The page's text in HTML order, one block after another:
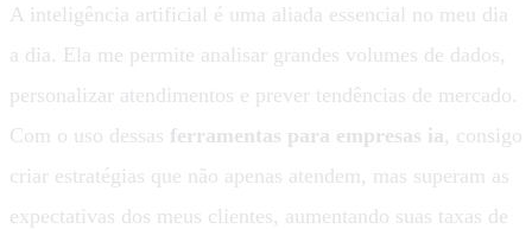
A inteligência artificial é uma aliada essencial no meu dia
a dia. Ela me permite analisar grandes volumes de dados,
personalizar atendimentos e prever tendências de mercado.
Com o uso dessas ferramentas para empresas ia, consigo
criar estratégias que não apenas atendem, mas superam as
expectativas dos meus clientes, aumentando suas taxas de